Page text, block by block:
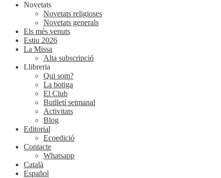
Novetats
Novetats religioses
Novetats generals
Els més venuts
Estiu 2026
La Missa
Alta subscripció
Llibreria
Qui som?
La botiga
El Club
Butlletí setmanal
Activitats
Blog
Editorial
Ecoedició
Contacte
Whatsapp
Català
Español